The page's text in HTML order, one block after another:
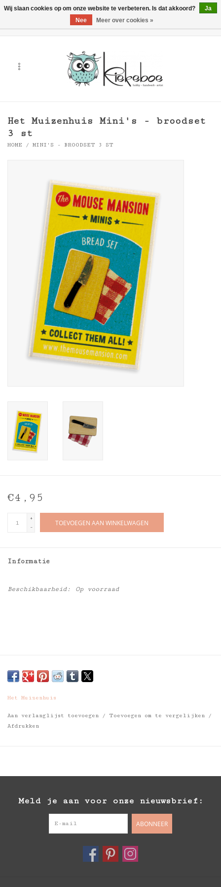
Handwerk & Textiel
Inlijsting
Over ons
Springkasteel
Het Muizenhuis Mini's - broodset
3 st
HOME / MINI'S - BROODSET 3 ST
€4,95
+
-
TOEVOEGEN AAN WINKELWAGEN
Informatie
Beschikbaarheid: Op voorraad
Het Muizenhuis
Aan verlanglijst toevoegen / Toevoegen om te vergelijken
/
Afdrukken
Meld je aan voor onze nieuwsbrief:
ABONNEER
Wij slaan cookies op om onze website te verbeteren. Is dat akkoord?
Ja
Nee
Meer over cookies »